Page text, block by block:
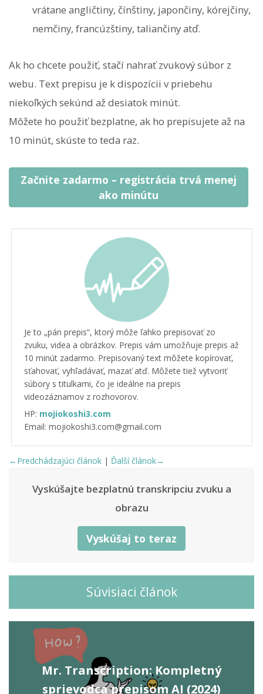
vrátane angličtiny, čínštiny, japončiny, kórejčiny,
nemčiny, francúzštiny, taliančiny atď.
Ak ho chcete použiť, stačí nahrať zvukový súbor z
webu. Text prepisu je k dispozícii v priebehu
niekoľkých sekúnd až desiatok minút.
Môžete ho použiť bezplatne, ak ho prepisujete až na
10 minút, skúste to teda raz.
Začnite zadarmo – registrácia trvá menej
ako minútu
Je to „pán prepis“, ktorý môže ľahko prepisovať zo
zvuku, videa a obrázkov. Prepis vám umožňuje prepis až
10 minút zadarmo. Prepisovaný text môžete kopírovať,
sťahovať, vyhľadávať, mazať atď. Môžete tiež vytvoriť
súbory s titulkami, čo je ideálne na prepis
videozáznamov z rozhovorov.
HP: mojiokoshi3.com
Email: mojiokoshi3.com@gmail.com
←Predchádzajúci článok | Ďalší článok→
Vyskúšajte bezplatnú transkripciu zvuku a
obrazu
Vyskúšaj to teraz
Súvisiaci článok
Mr. Transcription: Kompletný
sprievodca prepisom AI (2024)